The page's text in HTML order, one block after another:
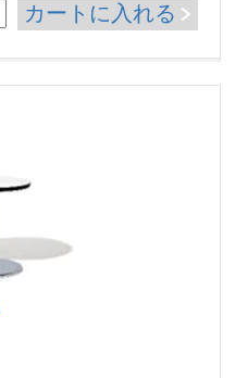
カートに入れる